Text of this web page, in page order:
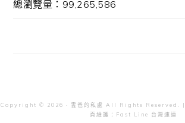
總瀏覽量：99,265,586
Copyright © 2026 · 雲爸的私處 All Rights Reserved. |
頁維護：
Fast Line 台灣速連